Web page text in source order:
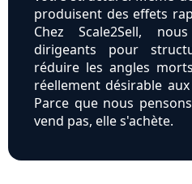
produisent des effets
Chez Scale2Sell,
dirigeants pour
réduire les angles
réellement désirable
Parce que nous
vend pas, elle s'achète.